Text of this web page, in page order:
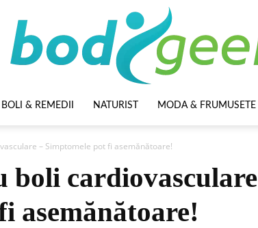
BOLI & REMEDII NATURIST MODA & FRUMUSETE
– Simptomele pot fi asemănătoare!
boli cardiovasculare
asemănătoare!